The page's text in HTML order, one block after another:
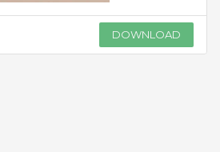
DOWNLOAD